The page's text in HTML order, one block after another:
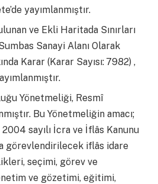
yayımlanmıştır.
ve Ekli Haritada Sınırları
Sanayi Alanı Olarak
Karar (Karar Sayısı: 7982) ,
Yönetmeliği, Resmî
Bu Yönetmeliğin amacı;
sayılı İcra ve İflâs Kanunu
görevlendirilecek iflâs idare
seçimi, görev ve
ve gözetimi, eğitimi,